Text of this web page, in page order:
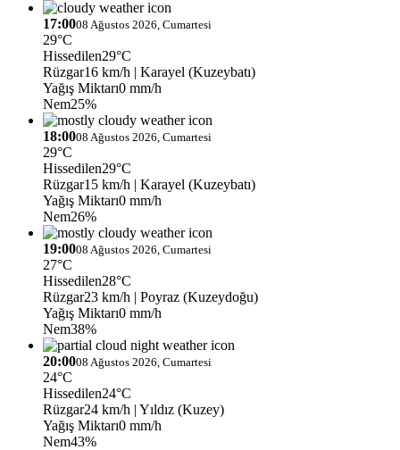
17:0008 Ağustos 2026, Cumartesi
29°C
Hissedilen29°C
Rüzgar16 km/h | Karayel (Kuzeybatı)
Yağış Miktarı0 mm/h
Nem25%
18:0008 Ağustos 2026, Cumartesi
29°C
Hissedilen29°C
Rüzgar15 km/h | Karayel (Kuzeybatı)
Yağış Miktarı0 mm/h
Nem26%
19:0008 Ağustos 2026, Cumartesi
27°C
Hissedilen28°C
Rüzgar23 km/h | Poyraz (Kuzeydoğu)
Yağış Miktarı0 mm/h
Nem38%
20:0008 Ağustos 2026, Cumartesi
24°C
Hissedilen24°C
Rüzgar24 km/h | Yıldız (Kuzey)
Yağış Miktarı0 mm/h
Nem43%